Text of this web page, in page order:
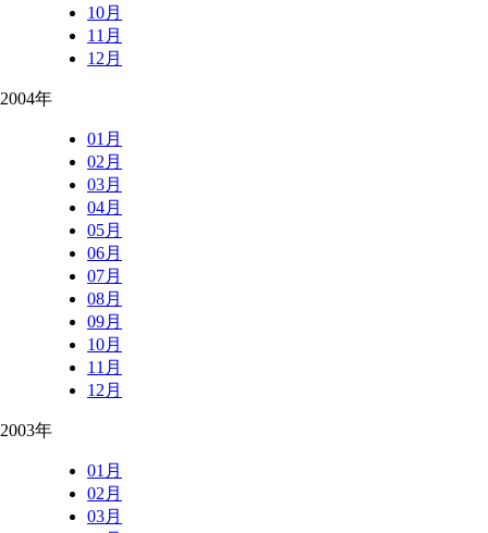
10月
11月
12月
2004年
01月
02月
03月
04月
05月
06月
07月
08月
09月
10月
11月
12月
2003年
01月
02月
03月